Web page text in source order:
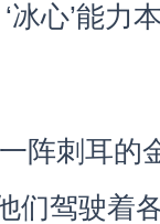
冰心’能力
阵刺耳的
们驾驶着